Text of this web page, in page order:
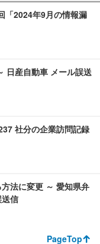
「2024年9月の情報漏
日産自動車 メール誤送
社分の企業訪問記録
法に変更 ～ 愛知県弁
信
PageTop